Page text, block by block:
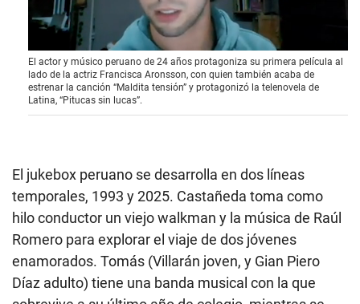
0
s
e
c
o
n
f
3
m
n
u
t
e
,
1
El actor y músico peruano de 24 años protagoniza su primera película al
lado de la actriz Francisca Aronsson, con quien también acaba de
estrenar la canción “Maldita tensión” y protagonizó la telenovela de
Latina, “Pitucas sin lucas”.
El jukebox peruano se desarrolla en dos líneas
temporales, 1993 y 2025. Castañeda toma como
hilo conductor un viejo walkman y la música de Raúl
Romero para explorar el viaje de dos jóvenes
enamorados. Tomás (Villarán joven, y Gian Piero
Díaz adulto) tiene una banda musical con la que